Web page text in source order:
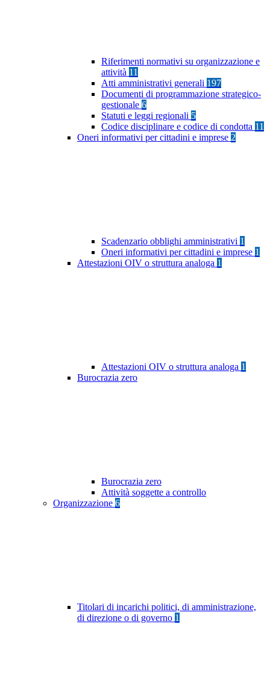
Riferimenti normativi su organizzazione e
attività 11
Atti amministrativi generali 197
Documenti di programmazione strategico-
gestionale 6
Statuti e leggi regionali 5
Codice disciplinare e codice di condotta 11
Oneri informativi per cittadini e imprese 2
Scadenzario obblighi amministrativi 1
Oneri informativi per cittadini e imprese 1
Attestazioni OIV o struttura analoga 1
Attestazioni OIV o struttura analoga 1
Burocrazia zero
Burocrazia zero
Attività soggette a controllo
Organizzazione 6
Titolari di incarichi politici, di amministrazione,
di direzione o di governo 1